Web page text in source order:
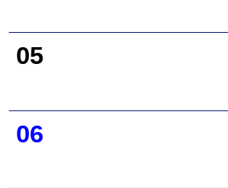
05
06